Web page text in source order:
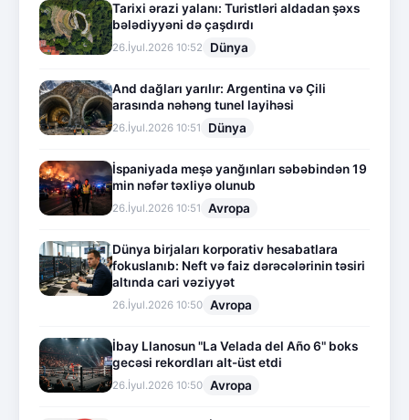
Tarixi ərazi yalanı: Turistləri aldadan şəxs
bələdiyyəni də çaşdırdı
26.İyul.2026 10:52 Dünya
And dağları yarılır: Argentina və Çili
arasında nəhəng tunel layihəsi
26.İyul.2026 10:51 Dünya
İspaniyada meşə yanğınları səbəbindən 19
min nəfər təxliyə olunub
26.İyul.2026 10:51 Avropa
Dünya birjaları korporativ hesabatlara
fokuslanıb: Neft və faiz dərəcələrinin təsiri
altında cari vəziyyət
26.İyul.2026 10:50 Avropa
İbay Llanosun "La Velada del Año 6" boks
gecəsi rekordları alt-üst etdi
26.İyul.2026 10:50 Avropa